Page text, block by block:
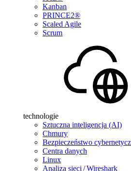
Kanban
PRINCE2®
Scaled Agile
Scrum
technologie
Sztuczna inteligencja (AI)
Chmury
Bezpieczeństwo
Centra danych
Linux
Analiza sieci / Wireshark